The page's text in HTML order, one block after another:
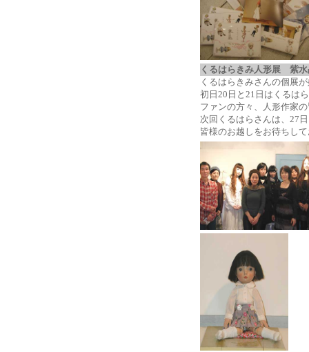
くるはらきみ人形展 紫
くるはらきみさんの個展
初日20日と21日はくるは
ファンの方々、人形作家
次回くるはらさんは、27
皆様のお越しをお待ちし